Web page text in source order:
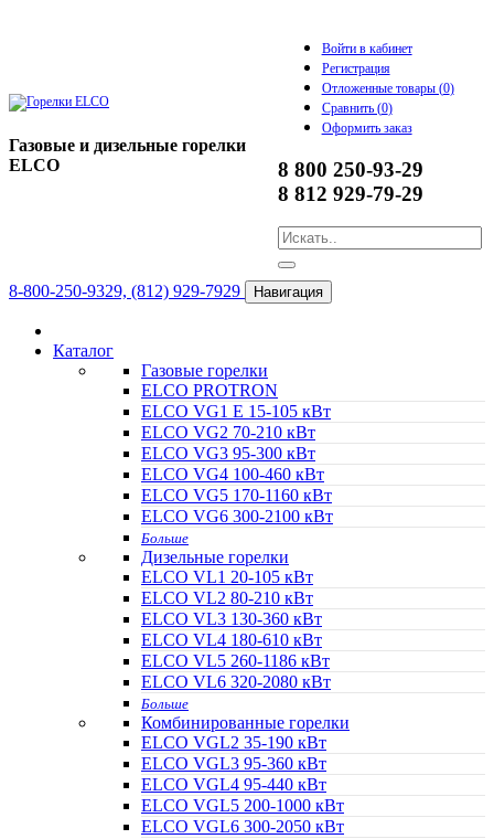
Газовые и дизельные горелки
ELCO
Войти в кабинет
Регистрация
Отложенные товары (0)
Сравнить (0)
Оформить заказ
8 800 250-93-29
8 812 929-79-29
8-800-250-9329, (812) 929-7929 Навигация
Каталог
Газовые горелки
ELCO PROTRON
ELCO VG1 E 15-105 кВт
ELCO VG2 70-210 кВт
ELCO VG3 95-300 кВт
ELCO VG4 100-460 кВт
ELCO VG5 170-1160 кВт
ELCO VG6 300-2100 кВт
Больше
Дизельные горелки
ELCO VL1 20-105 кВт
ELCO VL2 80-210 кВт
ELCO VL3 130-360 кВт
ELCO VL4 180-610 кВт
ELCO VL5 260-1186 кВт
ELCO VL6 320-2080 кВт
Больше
Комбинированные горелки
ELCO VGL2 35-190 кВт
ELCO VGL3 95-360 кВт
ELCO VGL4 95-440 кВт
ELCO VGL5 200-1000 кВт
ELCO VGL6 300-2050 кВт